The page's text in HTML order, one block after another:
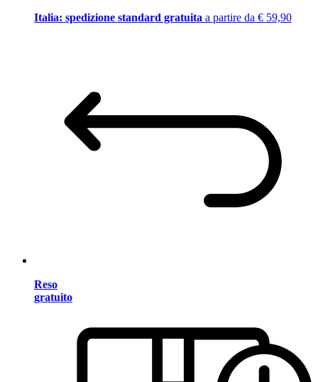
Italia: spedizione standard gratuita a partire da € 59,90
Reso
gratuito